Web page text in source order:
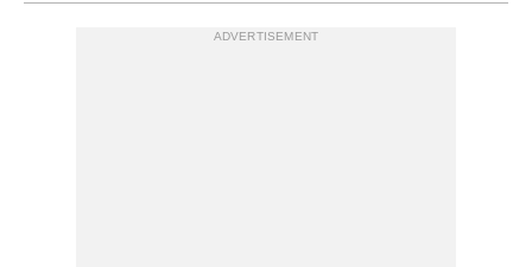
ADVERTISEMENT